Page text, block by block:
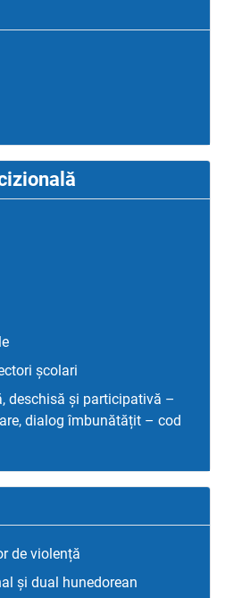
școlari
deschisă și participativă –
dialog îmbunătățit – cod
de violență
și dual hunedorean